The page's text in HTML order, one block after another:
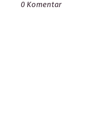
0 Komentar